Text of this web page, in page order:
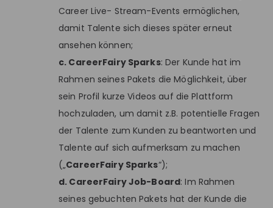
Career Live- Stream-Events ermöglichen,
damit Talente sich dieses später erneut
ansehen können;
c. CareerFairy Sparks: Der Kunde hat im
Rahmen seines Pakets die Möglichkeit, über
sein Profil kurze Videos auf die Plattform
hochzuladen, um damit z.B. potentielle Fragen
der Talente zum Kunden zu beantworten und
Talente auf sich aufmerksam zu machen
(„CareerFairy Sparks“);
d. CareerFairy Job-Board: Im Rahmen
seines gebuchten Pakets hat der Kunde die